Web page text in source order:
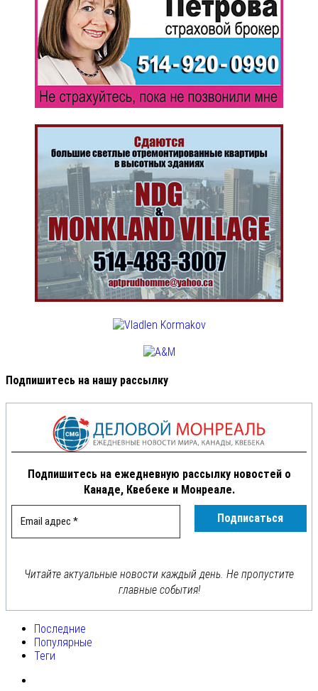
Подпишитесь на нашу рассылку
Подпишитесь на ежедневную рассылку новостей о
Канаде, Квебеке и Монреале.
Читайте актуальные новости каждый день. Не пропустите
главные события!
Последние
Популярные
Теги